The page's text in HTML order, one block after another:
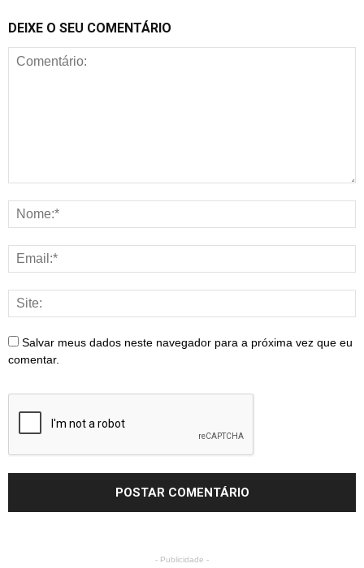
DEIXE O SEU COMENTÁRIO
Salvar meus dados neste navegador para a próxima vez que eu
comentar.
- Publicidade -